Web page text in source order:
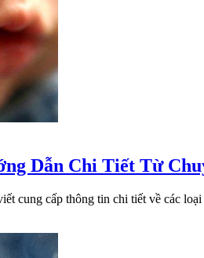
Dẫn Chi Tiết Từ
cung cấp thông tin chi tiết về các